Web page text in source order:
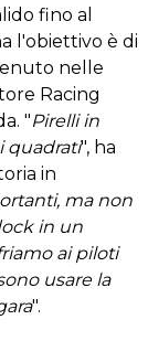
fino al
l'obiettivo è di
nelle
Racing
"Pirelli in
quadrati", ha
in
ma non
in un
ai piloti
usare la
".